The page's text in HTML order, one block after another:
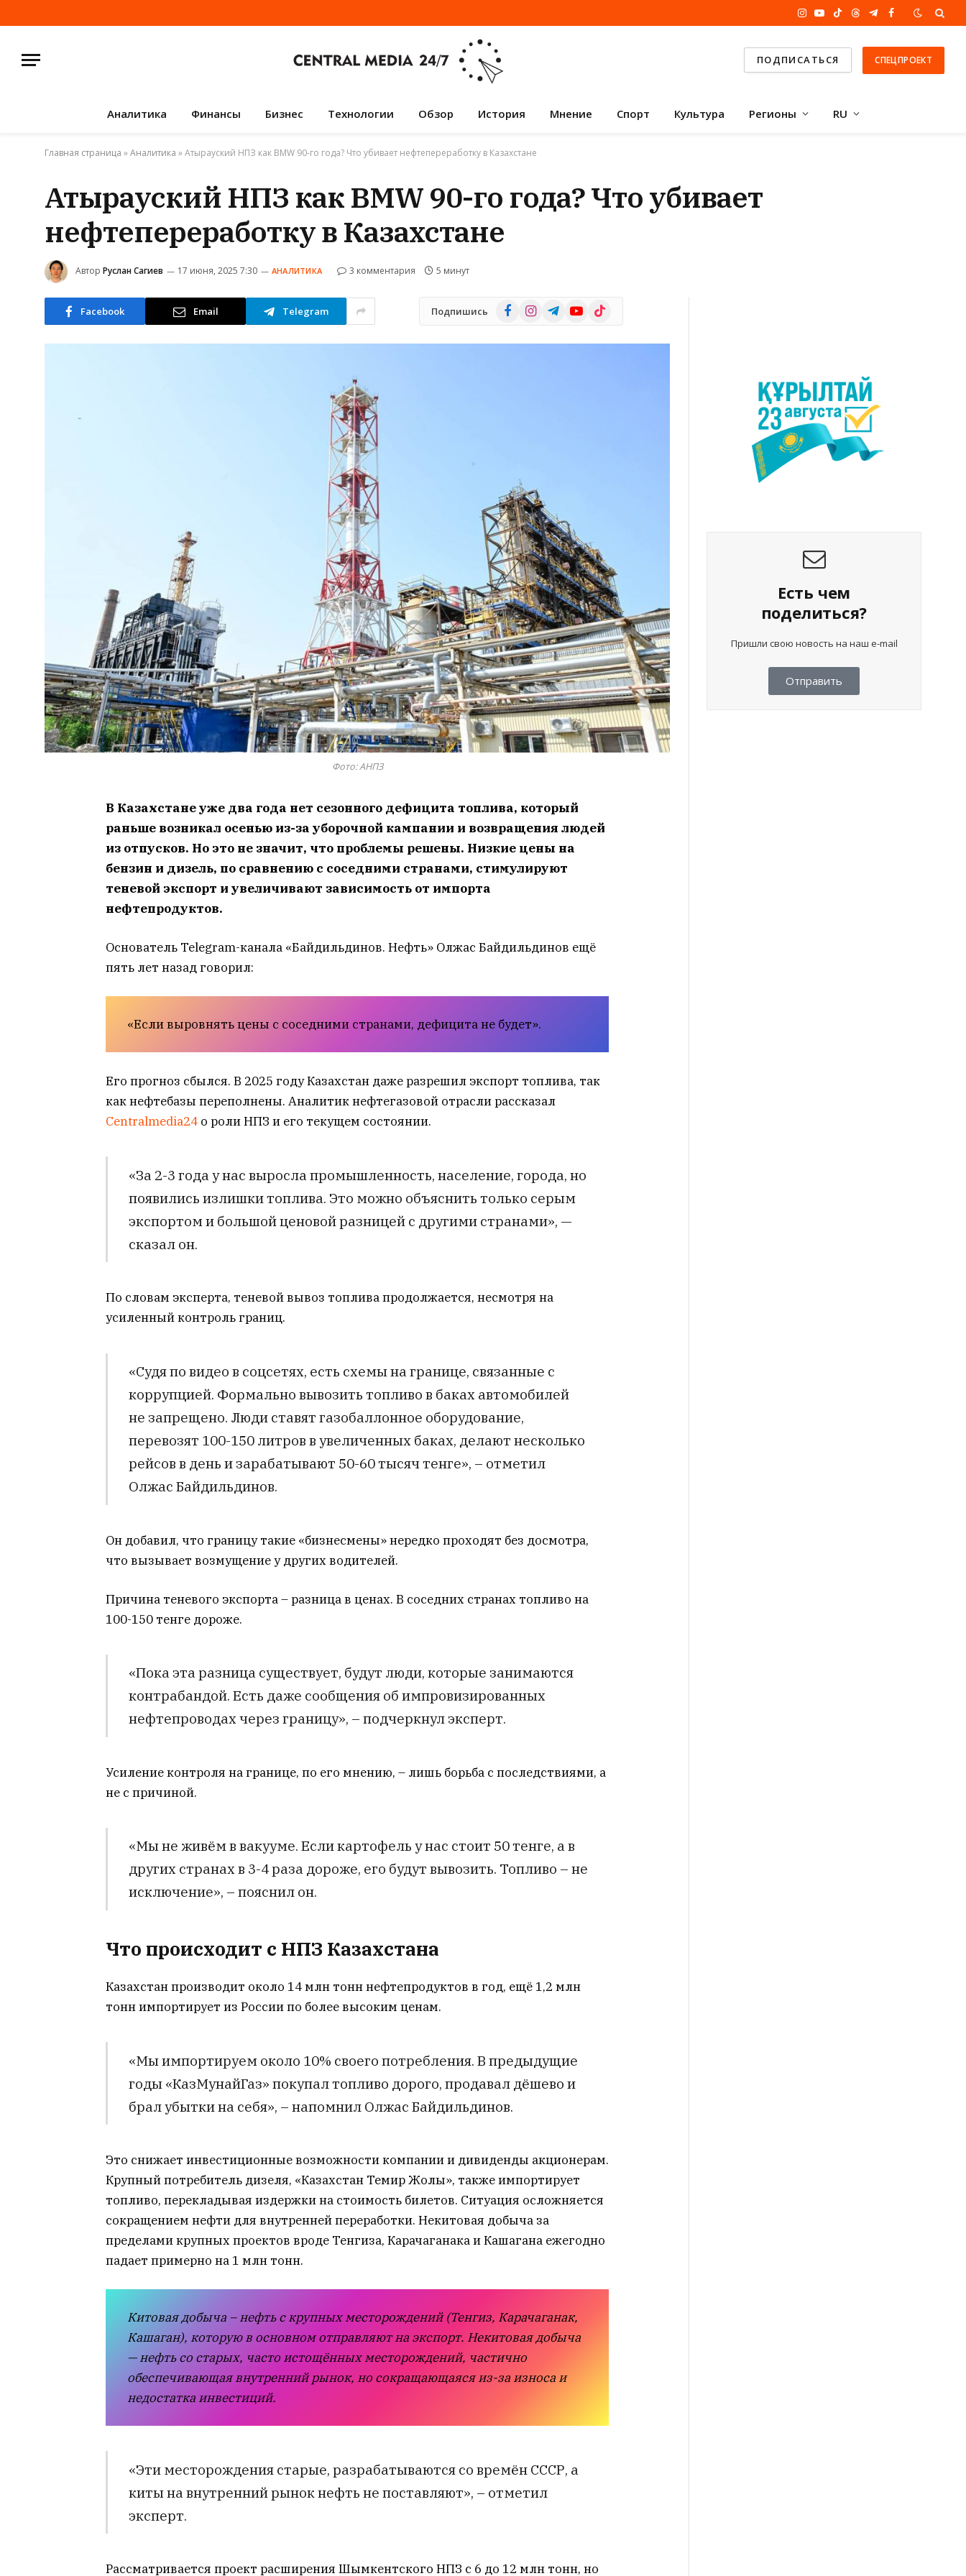
Instagram
YouTube
TikTokThreadsTelegram
Facebook
ПОДПИСАТЬСЯ СПЕЦПРОЕКТ
Аналитика Финансы Бизнес Технологии Обзор История Мнение Спорт Культура Регионы RU
Главная страница »Аналитика »Атырауский НПЗ как BMW 90-го года? Что убивает нефтепереработку в Казахстане
Атырауский НПЗ как BMW 90-го года? Что убивает
нефтепереработку в Казахстане
Автор Руслан Сагиев 17 июня, 2025 7:30 АНАЛИТИКА 3 комментария 5 минут
Facebook Email Telegram Подпишись FacebookInstagramTelegramYouTube
TikTok
Фото: АНПЗ
В Казахстане уже два года нет сезонного дефицита топлива, который
раньше возникал осенью из-за уборочной кампании и возвращения людей
из отпусков. Но это не значит, что проблемы решены. Низкие цены на
бензин и дизель, по сравнению с соседними странами, стимулируют
теневой экспорт и увеличивают зависимость от импорта
нефтепродуктов.
Основатель Telegram-канала «Байдильдинов. Нефть» Олжас Байдильдинов ещё
пять лет назад говорил:
«Если выровнять цены с соседними странами, дефицита не будет».
Его прогноз сбылся. В 2025 году Казахстан даже разрешил экспорт топлива, так
как нефтебазы переполнены. Аналитик нефтегазовой отрасли рассказал
Centralmedia24 о роли НПЗ и его текущем состоянии.
«За 2-3 года у нас выросла промышленность, население, города, но
появились излишки топлива. Это можно объяснить только серым
экспортом и большой ценовой разницей с другими странами», —
сказал он.
По словам эксперта, теневой вывоз топлива продолжается, несмотря на
усиленный контроль границ.
«Судя по видео в соцсетях, есть схемы на границе, связанные с
коррупцией. Формально вывозить топливо в баках автомобилей
не запрещено. Люди ставят газобаллонное оборудование,
перевозят 100-150 литров в увеличенных баках, делают несколько
рейсов в день и зарабатывают 50-60 тысяч тенге», – отметил
Олжас Байдильдинов.
Он добавил, что границу такие «бизнесмены» нередко проходят без досмотра,
что вызывает возмущение у других водителей.
Причина теневого экспорта – разница в ценах. В соседних странах топливо на
100-150 тенге дороже.
«Пока эта разница существует, будут люди, которые занимаются
контрабандой. Есть даже сообщения об импровизированных
нефтепроводах через границу», – подчеркнул эксперт.
Усиление контроля на границе, по его мнению, – лишь борьба с последствиями, а
не с причиной.
«Мы не живём в вакууме. Если картофель у нас стоит 50 тенге, а в
других странах в 3-4 раза дороже, его будут вывозить. Топливо – не
исключение», – пояснил он.
Что происходит с НПЗ Казахстана
Казахстан производит около 14 млн тонн нефтепродуктов в год, ещё 1,2 млн
тонн импортирует из России по более высоким ценам.
«Мы импортируем около 10% своего потребления. В предыдущие
годы «КазМунайГаз» покупал топливо дорого, продавал дёшево и
брал убытки на себя», – напомнил Олжас Байдильдинов.
Это снижает инвестиционные возможности компании и дивиденды акционерам.
Крупный потребитель дизеля, «Казахстан Темир Жолы», также импортирует
топливо, перекладывая издержки на стоимость билетов. Ситуация осложняется
сокращением нефти для внутренней переработки. Некитовая добыча за
пределами крупных проектов вроде Тенгиза, Карачаганака и Кашагана ежегодно
падает примерно на 1 млн тонн.
Китовая добыча – нефть с крупных месторождений (Тенгиз, Карачаганак,
Кашаган), которую в основном отправляют на экспорт. Некитовая добыча
— нефть со старых, часто истощённых месторождений, частично
обеспечивающая внутренний рынок, но сокращающаяся из-за износа и
недостатка инвестиций.
«Эти месторождения старые, разрабатываются со времён СССР, а
киты на внутренний рынок нефть не поставляют», – отметил
эксперт.
Рассматривается проект расширения Шымкентского НПЗ с 6 до 12 млн тонн, но
Есть чем
поделиться?
Пришли свою новость на наш e-mail
Отправить